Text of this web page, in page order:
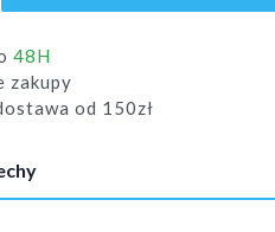
48H
zakupy
od 150zł